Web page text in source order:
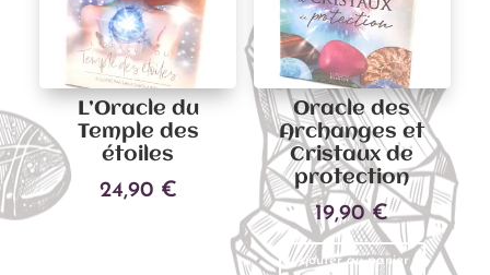
L’Oracle du
Temple des
étoiles
24,90 €
Oracle des
Archanges et
Cristaux de
protection
19,90€
Ajouter au panier